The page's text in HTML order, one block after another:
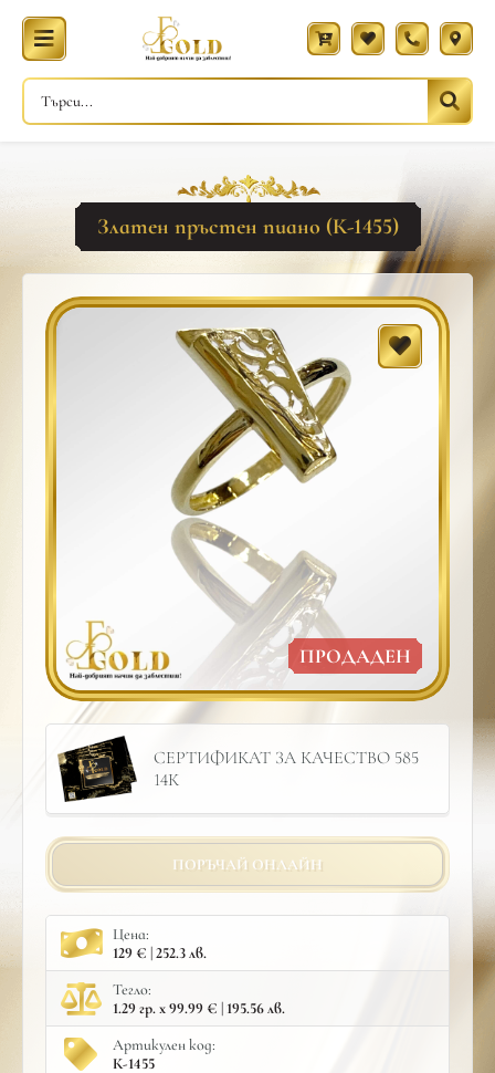
Златен пръстен пиано (К-1455)
ПРОДАДЕН
СЕРТИФИКАТ ЗА КАЧЕСТВО 585
14К
ПОРЪЧАЙ ОНЛАЙН
Цена:
129 € | 252.3 лв.
Тегло:
1.29 гр. x 99.99 € | 195.56 лв.
Артикулен код:
К-1455